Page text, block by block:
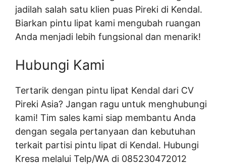
jadilah salah satu klien puas Pireki di Kendal.
Biarkan pintu lipat kami mengubah ruangan
Anda menjadi lebih fungsional dan menarik!
Hubungi Kami
Tertarik dengan pintu lipat Kendal dari CV
Pireki Asia? Jangan ragu untuk menghubungi
kami! Tim sales kami siap membantu Anda
dengan segala pertanyaan dan kebutuhan
terkait partisi pintu lipat di Kendal. Hubungi
Kresa melalui Telp/WA di 085230472012